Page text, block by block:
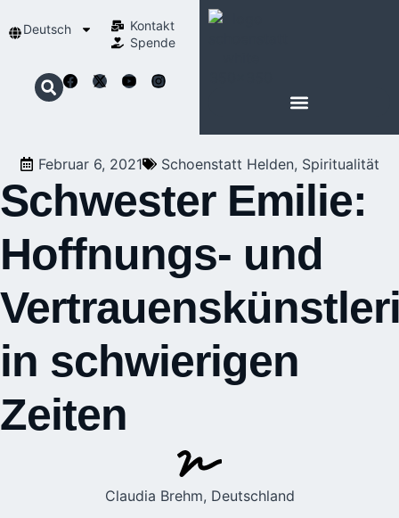
Deutsch
Kontakt
Spende
Februar 6, 2021 Schoenstatt Helden, Spiritualität
Schwester Emilie:
Hoffnungs- und
in schwierigen
Zeiten
Claudia Brehm, Deutschland